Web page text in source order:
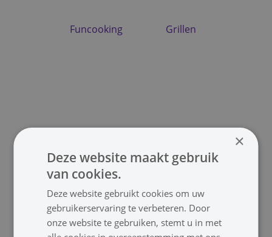
Funcooking Grillen
Eierkoker Airfryer ×
Deze website maakt gebruik
van cookies.
Deze website gebruikt cookies om uw
gebruikerservaring te verbeteren. Door
onze website te gebruiken, stemt u in met